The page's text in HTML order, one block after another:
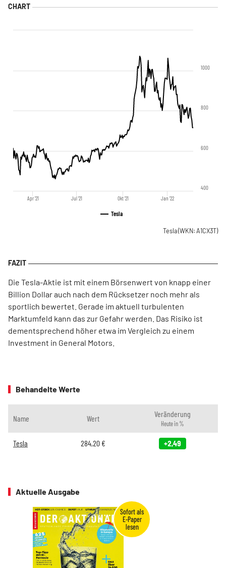
Tesla
Jul '21 Jan '22
Apr '21 Okt '21
400
600
800
1000
Tesla(WKN: A1CX3T)
Die Tesla-Aktie ist mit einem Börsenwert von knapp einer
Billion Dollar auch nach dem Rücksetzer noch mehr als
sportlich bewertet. Gerade im aktuell turbulenten
Marktumfeld kann das zur Gefahr werden. Das Risiko ist
dementsprechend höher etwa im Vergleich zu einem
Investment in General Motors.
Behandelte Werte
Name Wert Veränderung
Heute in %
Tesla 284,20 € +2,49
Aktuelle Ausgabe